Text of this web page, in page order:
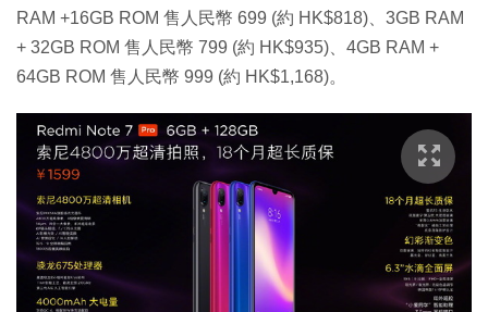
RAM +16GB ROM 售人民幣 699 (約 HK$818)、3GB RAM
+ 32GB ROM 售人民幣 799 (約 HK$935)、4GB RAM +
64GB ROM 售人民幣 999 (約 HK$1,168)。